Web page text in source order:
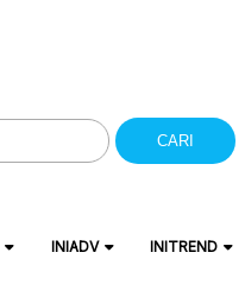
CARI
INIADV INITREND